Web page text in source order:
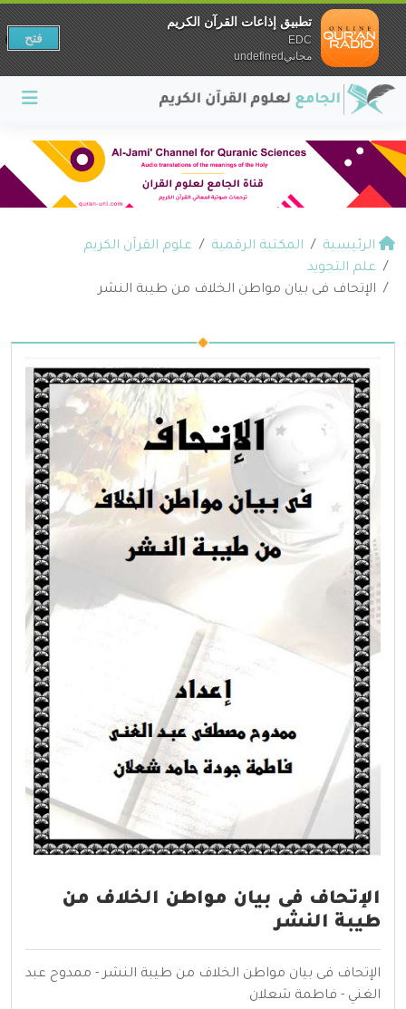
الرئيسية المكتبة الرقمية
علوم القرآن الكريم
علم التجويد
الإتحاف فى بيان مواطن الخلاف من طيبة النشر
الإتحاف فى بيان مواطن الخلاف من
طيبة النشر
الإتحاف فى بيان مواطن الخلاف من طيبة النشر - ممدوح عبد
الغني - فاطمة شعلان
تطبيق إذاعات القرآن الكريم
EDC
مجانيundefined
فتح